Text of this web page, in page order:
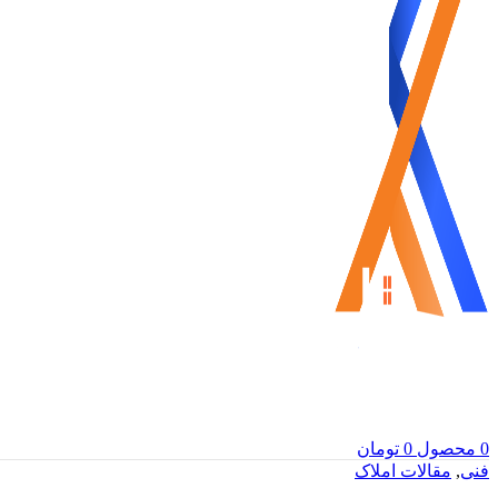
0 محصول 0 تومان
فنی, مقالات املاک